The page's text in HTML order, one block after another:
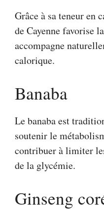
Grâce à sa teneur en
de Cayenne favorise
accompagne
calorique.
Banaba
Le banaba est
soutenir le
contribuer à limiter
de la glycémie.
Ginseng